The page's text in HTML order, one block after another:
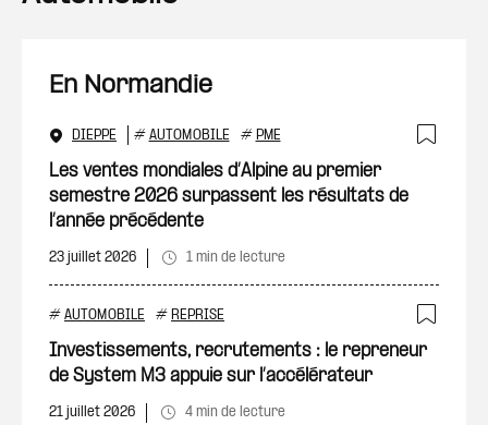
En Normandie
DIEPPE # AUTOMOBILE # PME
Les ventes mondiales d’Alpine au premier
semestre 2026 surpassent les résultats de
l’année précédente
23 juillet 2026 1 min de lecture
# AUTOMOBILE # REPRISE
Investissements, recrutements : le repreneur
de System M3 appuie sur l’accélérateur
21 juillet 2026 4 min de lecture